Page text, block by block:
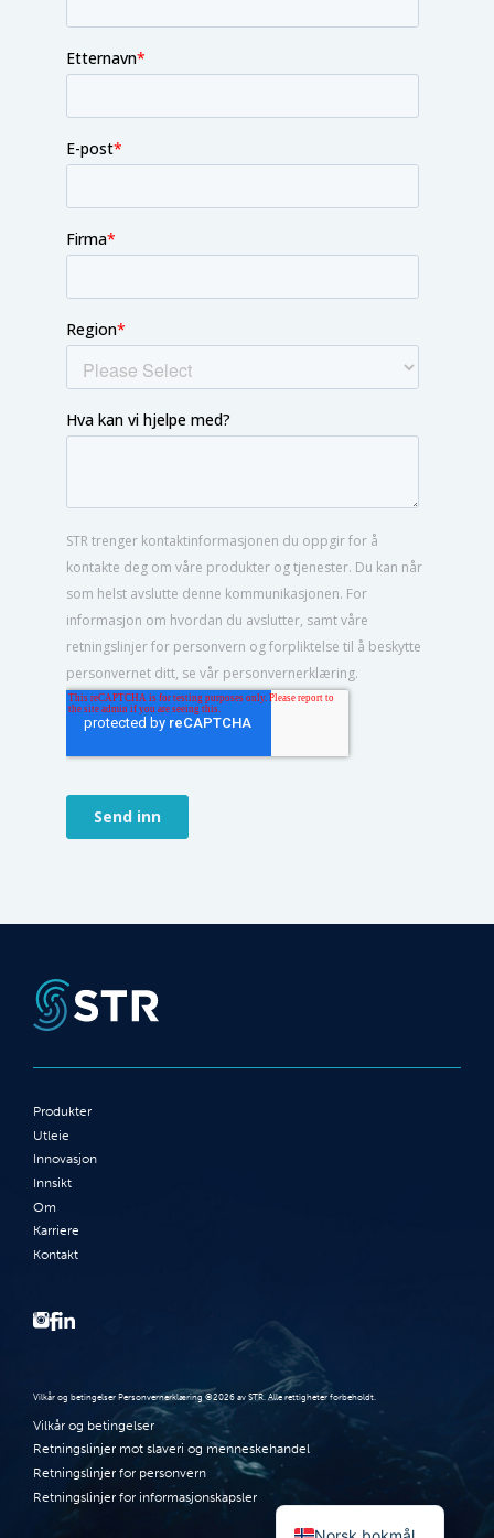
Produkter
Utleie
Innovasjon
Innsikt
Om
Karriere
Kontakt
Vilkår og betingelser Personvernerklæring ©2026 av STR. Alle rettigheter forbeholdt.
Vilkår og betingelser
Retningslinjer mot slaveri og menneskehandel
Retningslinjer for personvern
Retningslinjer for informasjonskapsler
English (UK)